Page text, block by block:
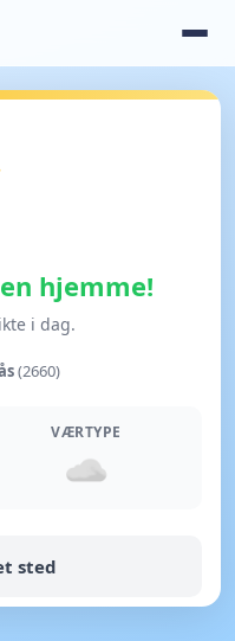
hjemme!
i dag.
(2660)
VÆRTYPE
sted